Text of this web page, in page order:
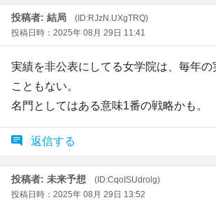
投稿者: 結局
(ID:RJzN.UXgTRQ)
投稿日時：2025年 08月 29日 11:41
実績を非公表にしてる女学院は、毎年の
こともない。
名門としてはある意味1番の戦略かも。
返信する
投稿者: 未来予想
(ID:CqoISUdrolg)
投稿日時：2025年 08月 29日 13:52